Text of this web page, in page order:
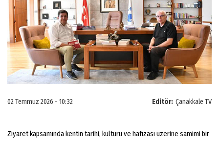
Editör: Çanakkale TV
02 Temmuz 2026 - 10:32
Ziyaret kapsamında kentin tarihi, kültürü ve hafızası üzerine samimi bir